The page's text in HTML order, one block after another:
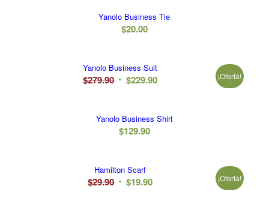
Yanolo Business Tie
$20.00
Yanolo Business Suit
$279.90 El
era:
$279.90.
$229.90El
es:
¡Oferta!
Yanolo Business Shirt
$129.90
Hamilton Scarf
$29.90 El $19.90El
¡Oferta!